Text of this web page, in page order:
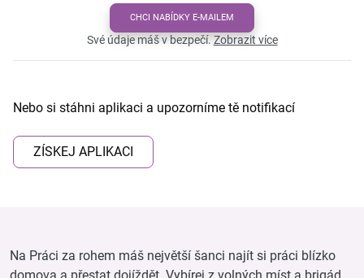
CHCI NABÍDKY E-MAILEM
Své údaje máš v bezpečí.Zobrazit více
Nebo si stáhni aplikaci a upozorníme tě notifikací
ZÍSKEJ APLIKACI
Na Práci za rohem máš největší šanci najít si práci blízko
domova a přestat dojíždět. Vybírej z volných míst a brigád